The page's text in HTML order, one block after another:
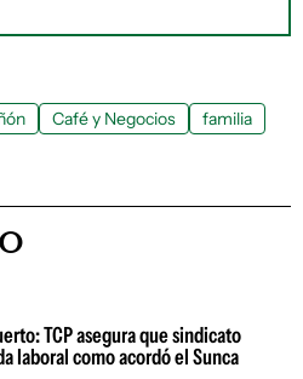
Café y Negocios
familia
TCP asegura que sindicato
laboral como acordó el Sunca